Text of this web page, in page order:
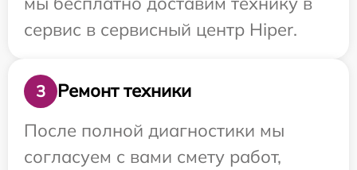
сервис в сервисный центр Hiper.
3
Ремонт техники
После полной диагностики мы
согласуем с вами смету работ,